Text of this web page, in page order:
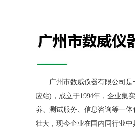
广州市数威仪器有限公司是
应站)，成立于1994年，企业集
养、测试服务、信息咨询等一
壮大，现今企业在国内同行业中